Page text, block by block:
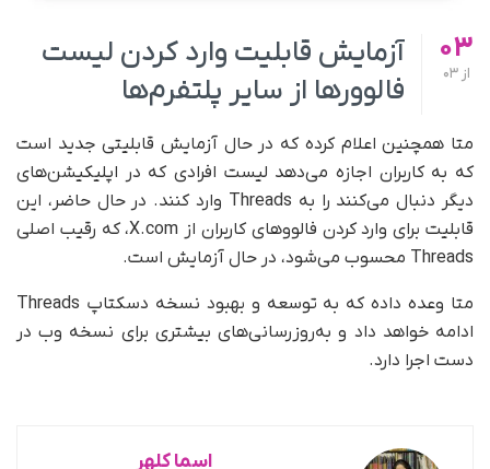
03
از 03
آزمایش قابلیت وارد کردن لیست
فالوورها از سایر پلتفرم‌ها
متا همچنین اعلام کرده که در حال آزمایش قابلیتی جدید است
که به کاربران اجازه می‌دهد لیست افرادی که در اپلیکیشن‌های
دیگر دنبال می‌کنند را به Threads وارد کنند. در حال حاضر، این
قابلیت برای وارد کردن فالووهای کاربران از X.com، که رقیب اصلی
Threads محسوب می‌شود، در حال آزمایش است.
متا وعده داده که به توسعه و بهبود نسخه دسکتاپ Threads
ادامه خواهد داد و به‌روزرسانی‌های بیشتری برای نسخه وب در
دست اجرا دارد.
اسما کلهر